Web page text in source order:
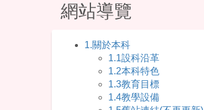
網站導覽
1.關於本科
1.1設科沿革
1.2本科特色
1.3教育目標
1.4教學設備